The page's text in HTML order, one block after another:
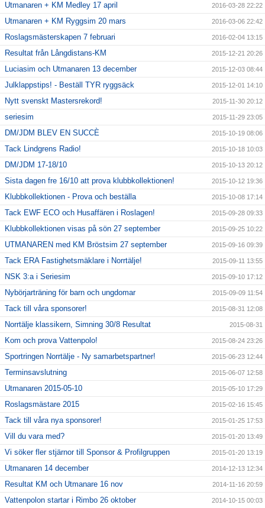
Utmanaren + KM Medley 17 april 2016-03-28 22:22
Utmanaren + KM Ryggsim 20 mars 2016-03-06 22:42
Roslagsmästerskapen 7 februari 2016-02-04 13:15
Resultat från Långdistans-KM 2015-12-21 20:26
Luciasim och Utmanaren 13 december 2015-12-03 08:44
Julklappstips! - Beställ TYR ryggsäck 2015-12-01 14:10
Nytt svenskt Mastersrekord! 2015-11-30 20:12
seriesim 2015-11-29 23:05
DM/JDM BLEV EN SUCCÈ 2015-10-19 08:06
Tack Lindgrens Radio! 2015-10-18 10:03
DM/JDM 17-18/10 2015-10-13 20:12
Sista dagen fre 16/10 att prova klubbkollektionen! 2015-10-12 19:36
Klubbkollektionen - Prova och beställa 2015-10-08 17:14
Tack EWF ECO och Husaffären i Roslagen! 2015-09-28 09:33
Klubbkollektionen visas på sön 27 september 2015-09-25 10:22
UTMANAREN med KM Bröstsim 27 september 2015-09-16 09:39
Tack ERA Fastighetsmäklare i Norrtälje! 2015-09-11 13:55
NSK 3:a i Seriesim 2015-09-10 17:12
Nybörjarträning för barn och ungdomar 2015-09-09 11:54
Tack till våra sponsorer! 2015-08-31 12:08
Norrtälje klassikern, Simning 30/8 Resultat 2015-08-31
Kom och prova Vattenpolo! 2015-08-24 23:26
Sportringen Norrtälje - Ny samarbetspartner! 2015-06-23 12:44
Terminsavslutning 2015-06-07 12:58
Utmanaren 2015-05-10 2015-05-10 17:29
Roslagsmästare 2015 2015-02-16 15:45
Tack till våra nya sponsorer! 2015-01-25 17:53
Vill du vara med? 2015-01-20 13:49
Vi söker fler stjärnor till Sponsor & Profilgruppen 2015-01-20 13:19
Utmanaren 14 december 2014-12-13 12:34
Resultat KM och Utmanare 16 nov 2014-11-16 20:59
Vattenpolon startar i Rimbo 26 oktober 2014-10-15 00:03